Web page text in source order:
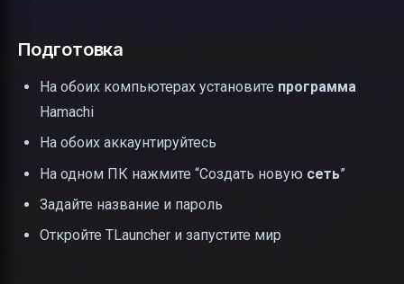
Подготовка
На обоих компьютерах установите программа
Hamachi
На обоих аккаунтируйтесь
На одном ПК нажмите “Создать новую сеть”
Задайте название и пароль
Откройте TLauncher и запустите мир